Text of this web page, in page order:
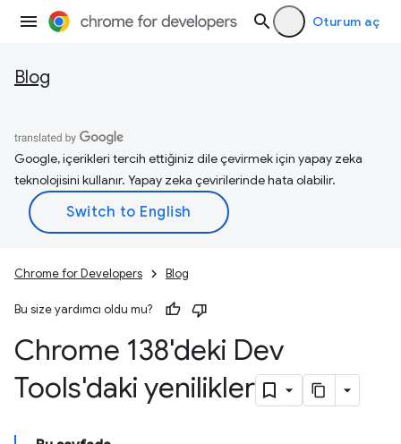
Oturum aç
Blog
Google, içerikleri tercih ettiğiniz dile çevirmek için yapay zeka
teknolojisini kullanır. Yapay zeka çevirilerinde hata olabilir.
Chrome for Developers Blog
Bu size yardımcı oldu mu?
Chrome 138'deki Dev
Tools'daki yenilikler